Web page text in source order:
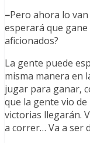
–Pero ahora lo
esperará que gane
aficionados?
La gente puede
misma manera en
jugar para ganar,
que la gente vio
victorias llegarán.
a correr… Va a ser